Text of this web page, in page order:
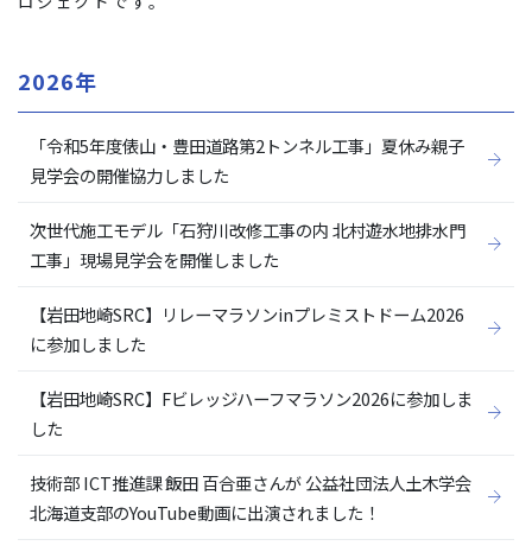
2026年
「令和5年度俵山・豊田道路第2トンネル工事」夏休み親子
見学会の開催協力しました
次世代施工モデル「石狩川改修工事の内 北村遊水地排水門
工事」現場見学会を開催しました
【岩田地崎SRC】リレーマラソンinプレミストドーム2026
に参加しました
【岩田地崎SRC】Fビレッジハーフマラソン2026に参加しま
した
技術部 ICT推進課 飯田 百合亜さんが 公益社団法人土木学会
北海道支部のYouTube動画に出演されました！